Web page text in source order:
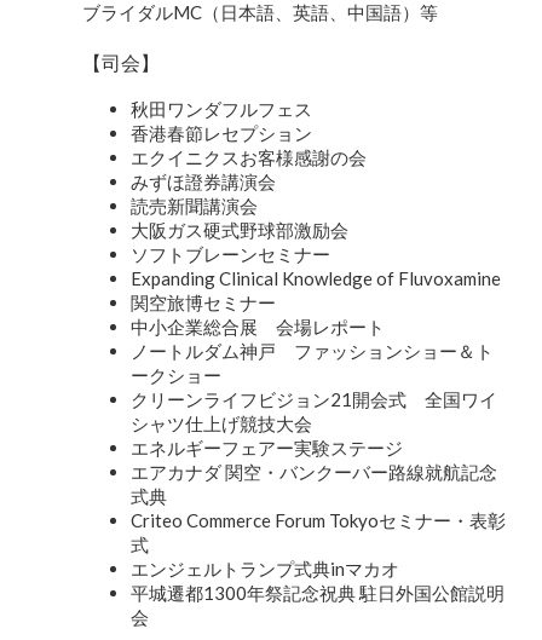
ブライダルMC（日本語、英語、中国語）等
【司会】
秋田ワンダフルフェス
香港春節レセプション
エクイニクスお客様感謝の会
みずほ證券講演会
読売新聞講演会
大阪ガス硬式野球部激励会
ソフトブレーンセミナー
Expanding Clinical Knowledge of Fluvoxamine
関空旅博セミナー
中小企業総合展 会場レポート
ノートルダム神戸 ファッションショー＆ト
ークショー
クリーンライフビジョン21開会式 全国ワイ
シャツ仕上げ競技大会
エネルギーフェアー実験ステージ
エアカナダ 関空・バンクーバー路線就航記念
式典
Criteo Commerce Forum Tokyoセミナー・表彰
式
エンジェルトランプ式典inマカオ
平城遷都1300年祭記念祝典 駐日外国公館説明
会